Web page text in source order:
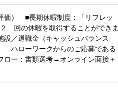
価） ■長期休暇制度：「リフレッ
回の休暇を取得することができま
／退職金（キャッシュバランス
ハローワークからのご応募である
ー：書類選考→オンライン面接＋